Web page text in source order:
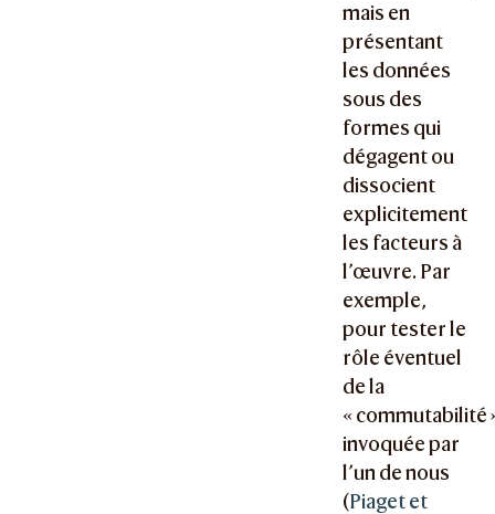
mais en
présentant
les données
sous des
formes qui
dégagent ou
dissocient
explicitement
les facteurs à
l’œuvre. Par
exemple,
pour tester le
rôle éventuel
de la
« commutabilité
invoquée par
l’un de nous
(Piaget et